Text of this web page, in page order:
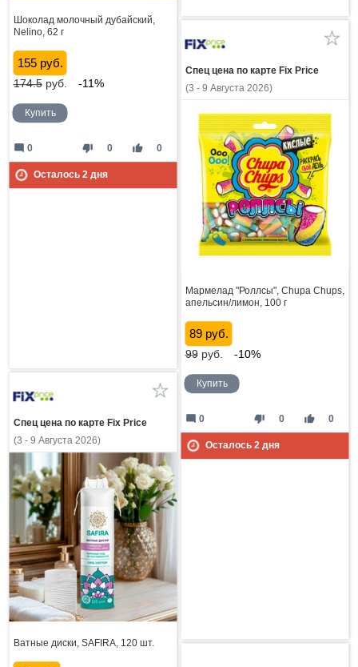
Шоколад молочный дубайский,
Nelino, 62 г
155 руб.
174.5руб. -11%
Купить
thumb_down 0 thumb_up 0
mode_comment 0
Осталось 2дня
Спец цена по карте Fix Price
(3 - 9 Августа 2026)
Мармелад "Роллсы", Chupa Chups,
апельсин/лимон, 100 г
89 руб.
99руб. -10%
Купить
thumb_down 0 thumb_up 0
mode_comment 0
Осталось 2дня
Спец цена по карте Fix Price
(3 - 9 Августа 2026)
Ватные диски, SAFIRA, 120 шт.